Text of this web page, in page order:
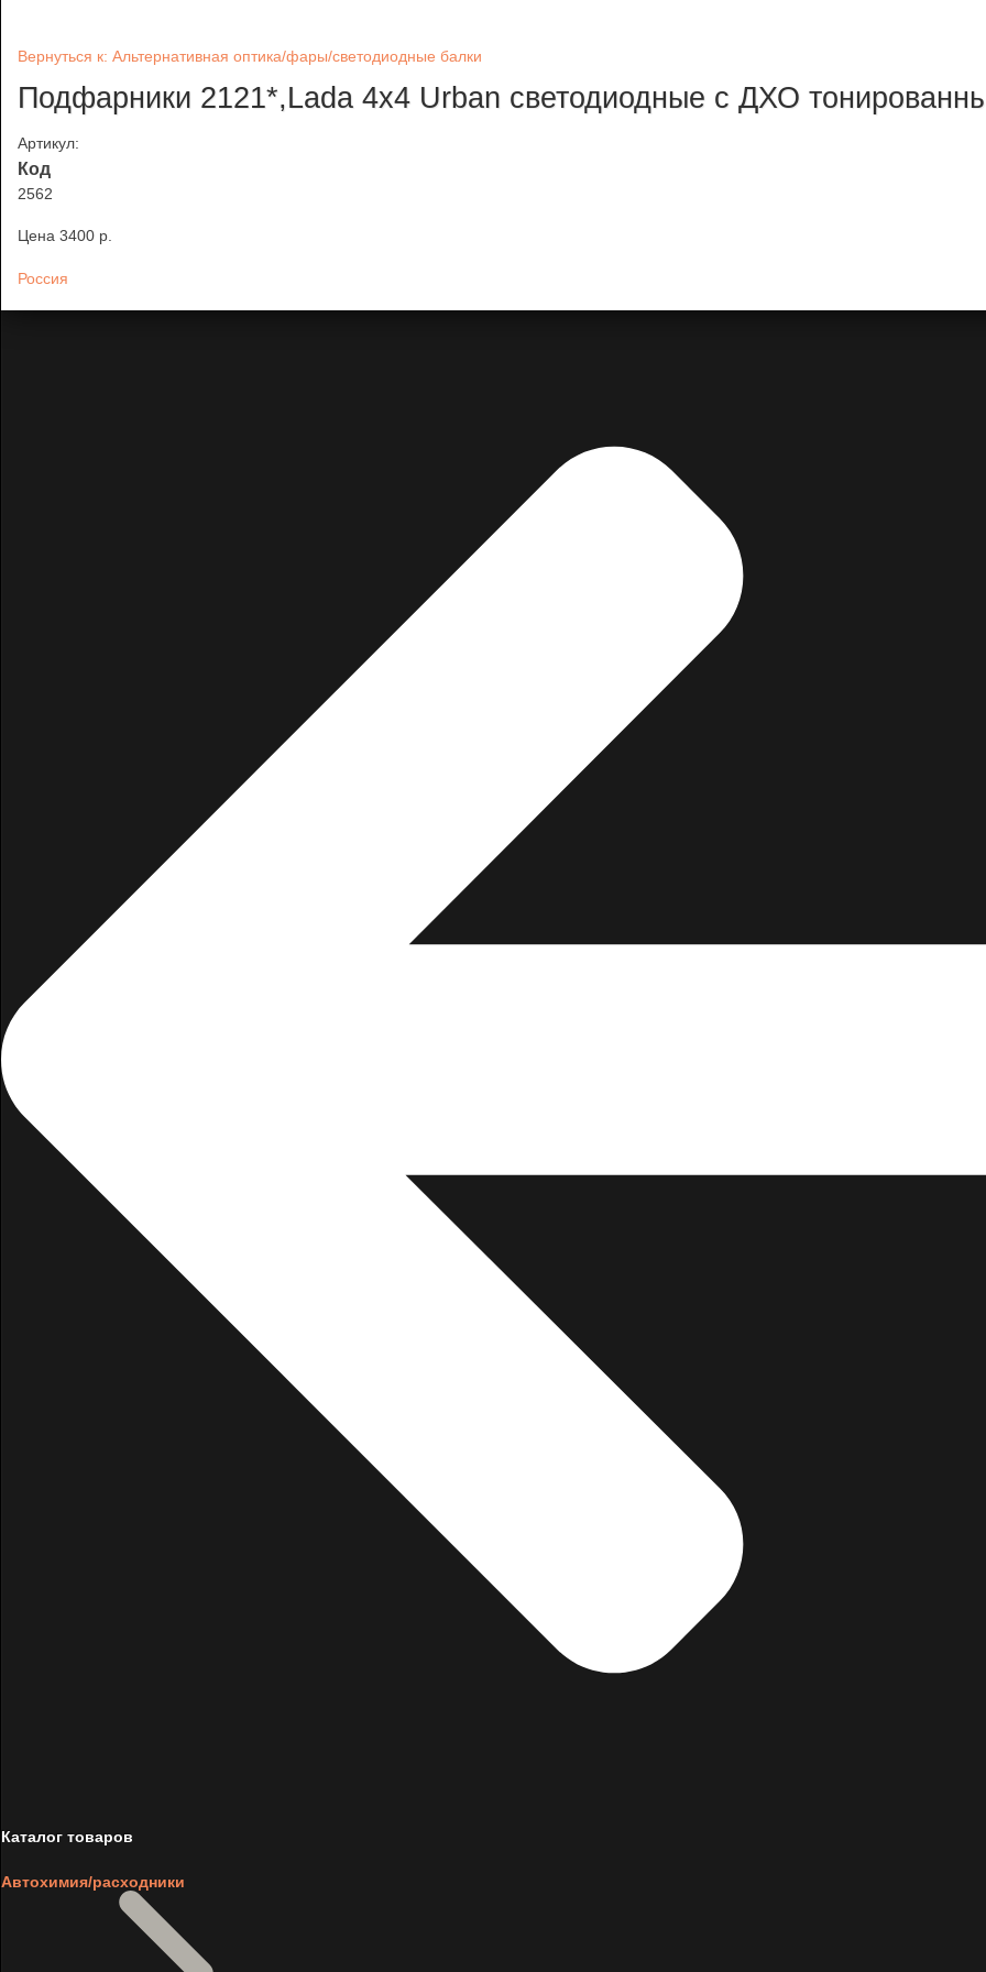
Вернуться к: Альтернативная оптика/фары/светодиодные балки
Подфарники 2121*,Lada 4х4 Urban светодиодные с ДХО
Артикул:
Код
2562
Цена 3400 p.
Россия
Каталог товаров
Автохимия/расходники